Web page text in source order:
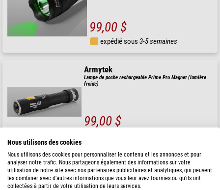
99,00 $
expédié sous3-5 semaines
Armytek
Lampe de poche rechargeable Prime Pro Magnet (lumière
froide)
99,00 $
Armytek
Lampe de poche/Lampe frontale Elf C1 (lumière chaude)
Nous utilisons des cookies
Nous utilisons des cookies pour personnaliser le contenu et les annonces et pour
analyser notre trafic. Nous partageons également des informations sur votre
utilisation de notre site avec nos partenaires publicitaires et analytiques, qui peuvent
les combiner avec d'autres informations que vous leur avez fournies ou qu'ils ont
collectées à partir de votre utilisation de leurs services.